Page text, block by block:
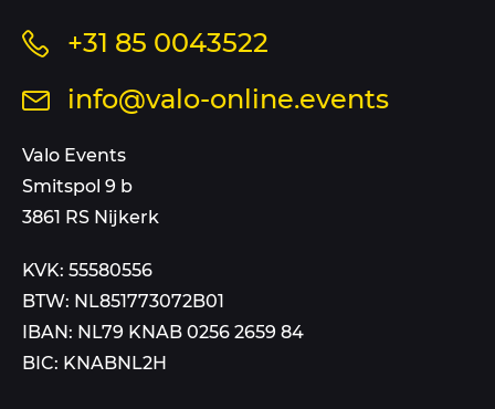
sitemap+31 85 0043522
op
Stuur
mail
aan
info@valo-online.events
Valo Events
Smitspol 9 b
3861 RS Nijkerk
KVK: 55580556
BTW: NL851773072B01
IBAN: NL79 KNAB 0256 2659 84
BIC: KNABNL2H